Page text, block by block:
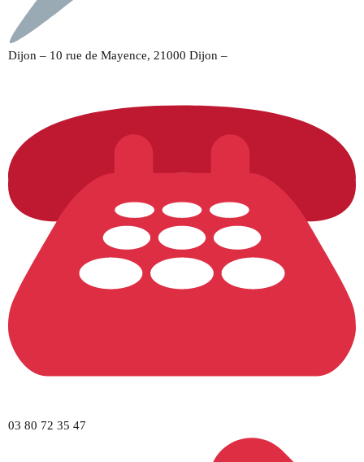
Dijon – 10 rue de Mayence, 21000 Dijon –
03 80 72 35 47